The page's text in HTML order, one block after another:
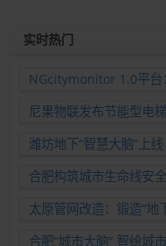
实时热门
NGcitymonitor 1.0平台
尼果物联发布节能型电
潍坊地下“智慧大脑”上
合肥构筑城市生命线安
太原管网改造：锻造“地
合肥“城市大脑” 智绘城